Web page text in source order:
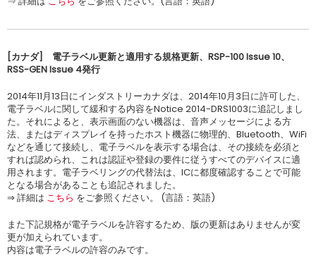
[カナダ] 電子ラベル更新と適用する規格更新、RSP-100 Issue 10、
RSS-GEN Issue 4発行
2014年11月13日にインダストリーカナダは、2014年10月3日に許可した、
電子ラベルに関して緩和する内容をNotice 2014-DRS1003に追記しまし
た。それによると、表示画面のない機器は、音声メッセージによる方
法、またはディスプレイを持ったホスト機器に物理的、Bluetooth、WiFi
などを通じて接続し、電子ラベルを表示する場合は、その接続を必須と
すれば認められ、これは認証や登録の要件に従うすべてのデバイスに適
用されます。電子ラベリングの代替法は、ICに都度確認することで可能
となる場合があることも追記されました。
⇒ 詳細は こちら をご参照ください。 (言語：英語)
また下記規格が電子ラベルを許容するため、版の更新はありませんが変
更が加えられています。
内容は電子ラベルの許容のみです。